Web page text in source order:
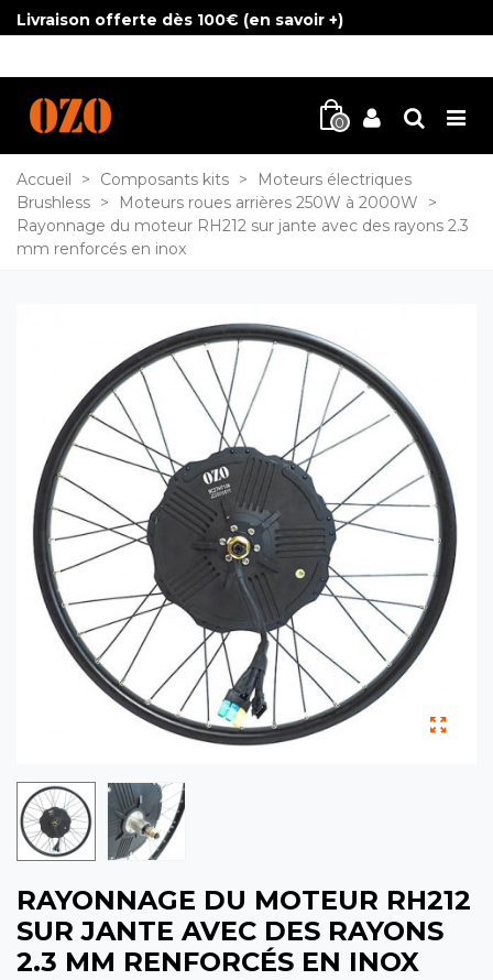
Livraison offerte dès 100€ (en savoir +)
0
Accueil > Composants kits >
Moteurs électriques
Brushless > Moteurs roues arrières 250W à 2000W
>
Rayonnage du moteur RH212 sur jante avec des rayons 2.3
mm renforcés en inox
RAYONNAGE DU MOTEUR RH212
SUR JANTE AVEC DES RAYONS
2.3 MM RENFORCÉS EN INOX